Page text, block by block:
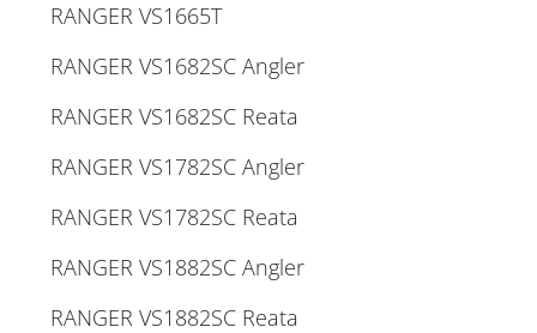
RANGER VS1665T
RANGER VS1682SC Angler
RANGER VS1682SC Reata
RANGER VS1782SC Angler
RANGER VS1782SC Reata
RANGER VS1882SC Angler
RANGER VS1882SC Reata